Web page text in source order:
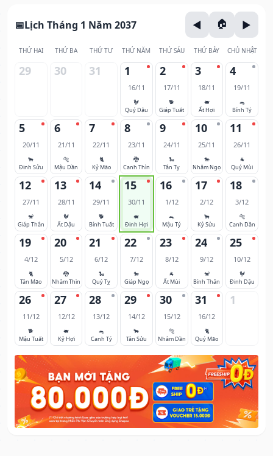
Lịch Tháng 1 Năm 2037
THỨ HAI THỨ BA THỨ TƯ THỨ NĂM THỨ SÁU THỨ BẢY CHỦ NHẬT
29 30 31 1
16/11
🐓
Quý Dậu
2
17/11
🐕
Giáp Tuất
3
18/11
🐖
Ất Hợi
4
19/11
🐀
Bính Tý
5
20/11
🐂
Đinh Sửu
6
21/11
🐅
Mậu Dần
7
22/11
🐈
Kỷ Mão
8
23/11
🐉
Canh Thìn
9
24/11
🐍
Tân Tỵ
10
25/11
🐎
Nhâm Ngọ
11
26/11
🐐
Quý Mùi
12
27/11
🐒
Giáp Thân
13
28/11
🐓
Ất Dậu
14
29/11
🐕
Bính Tuất
15
30/11
🐖
Đinh Hợi
16
1/12
🐀
Mậu Tý
17
2/12
🐂
Kỷ Sửu
18
3/12
🐅
Canh Dần
19
4/12
🐈
Tân Mão
20
5/12
🐉
Nhâm Thìn
21
6/12
🐍
Quý Tỵ
22
7/12
🐎
Giáp Ngọ
23
8/12
🐐
Ất Mùi
24
9/12
🐒
Bính Thân
25
10/12
🐓
Đinh Dậu
26
11/12
🐕
Mậu Tuất
27
12/12
🐖
Kỷ Hợi
28
13/12
🐀
Canh Tý
29
14/12
🐂
Tân Sửu
30
15/12
🐅
Nhâm Dần
31
16/12
🐈
Quý Mão
1